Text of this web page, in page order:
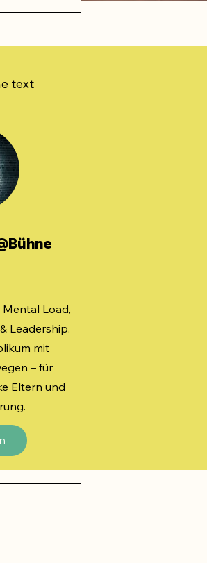
text
Load,
Leadership.
mit
– für
Eltern und